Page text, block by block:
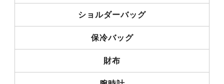
ショルダーバッグ
保冷バッグ
財布